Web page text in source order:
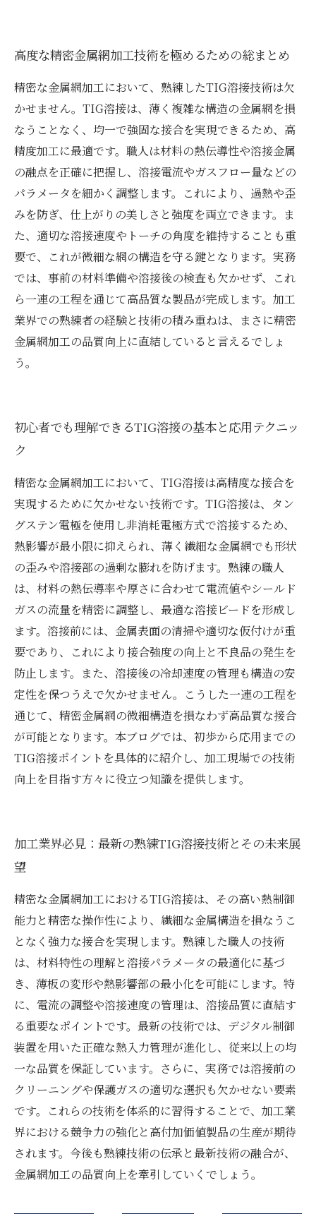
高度な精密金属網加工技術を極めるための総まとめ
精密な金属網加工において、熟練したTIG溶接技術は欠
かせません。TIG溶接は、薄く複雑な構造の金属網を損
なうことなく、均一で強固な接合を実現できるため、高
精度加工に最適です。職人は材料の熱伝導性や溶接金属
の融点を正確に把握し、溶接電流やガスフロー量などの
パラメータを細かく調整します。これにより、過熱や歪
みを防ぎ、仕上がりの美しさと強度を両立できます。ま
た、適切な溶接速度やトーチの角度を維持することも重
要で、これが微細な網の構造を守る鍵となります。実務
では、事前の材料準備や溶接後の検査も欠かせず、これ
ら一連の工程を通じて高品質な製品が完成します。加工
業界での熟練者の経験と技術の積み重ねは、まさに精密
金属網加工の品質向上に直結していると言えるでしょ
う。
初心者でも理解できるTIG溶接の基本と応用テクニッ
ク
精密な金属網加工において、TIG溶接は高精度な接合を
実現するために欠かせない技術です。TIG溶接は、タン
グステン電極を使用し非消耗電極方式で溶接するため、
熱影響が最小限に抑えられ、薄く繊細な金属網でも形状
の歪みや溶接部の過剰な膨れを防げます。熟練の職人
は、材料の熱伝導率や厚さに合わせて電流値やシールド
ガスの流量を精密に調整し、最適な溶接ビードを形成し
ます。溶接前には、金属表面の清掃や適切な仮付けが重
要であり、これにより接合強度の向上と不良品の発生を
防止します。また、溶接後の冷却速度の管理も構造の安
定性を保つうえで欠かせません。こうした一連の工程を
通じて、精密金属網の微細構造を損なわず高品質な接合
が可能となります。本ブログでは、初歩から応用までの
TIG溶接ポイントを具体的に紹介し、加工現場での技術
向上を目指す方々に役立つ知識を提供します。
加工業界必見：最新の熟練TIG溶接技術とその未来展
望
精密な金属網加工におけるTIG溶接は、その高い熱制御
能力と精密な操作性により、繊細な金属構造を損なうこ
となく強力な接合を実現します。熟練した職人の技術
は、材料特性の理解と溶接パラメータの最適化に基づ
き、薄板の変形や熱影響部の最小化を可能にします。特
に、電流の調整や溶接速度の管理は、溶接品質に直結す
る重要なポイントです。最新の技術では、デジタル制御
装置を用いた正確な熱入力管理が進化し、従来以上の均
一な品質を保証しています。さらに、実務では溶接前の
クリーニングや保護ガスの適切な選択も欠かせない要素
です。これらの技術を体系的に習得することで、加工業
界における競争力の強化と高付加価値製品の生産が期待
されます。今後も熟練技術の伝承と最新技術の融合が、
金属網加工の品質向上を牽引していくでしょう。